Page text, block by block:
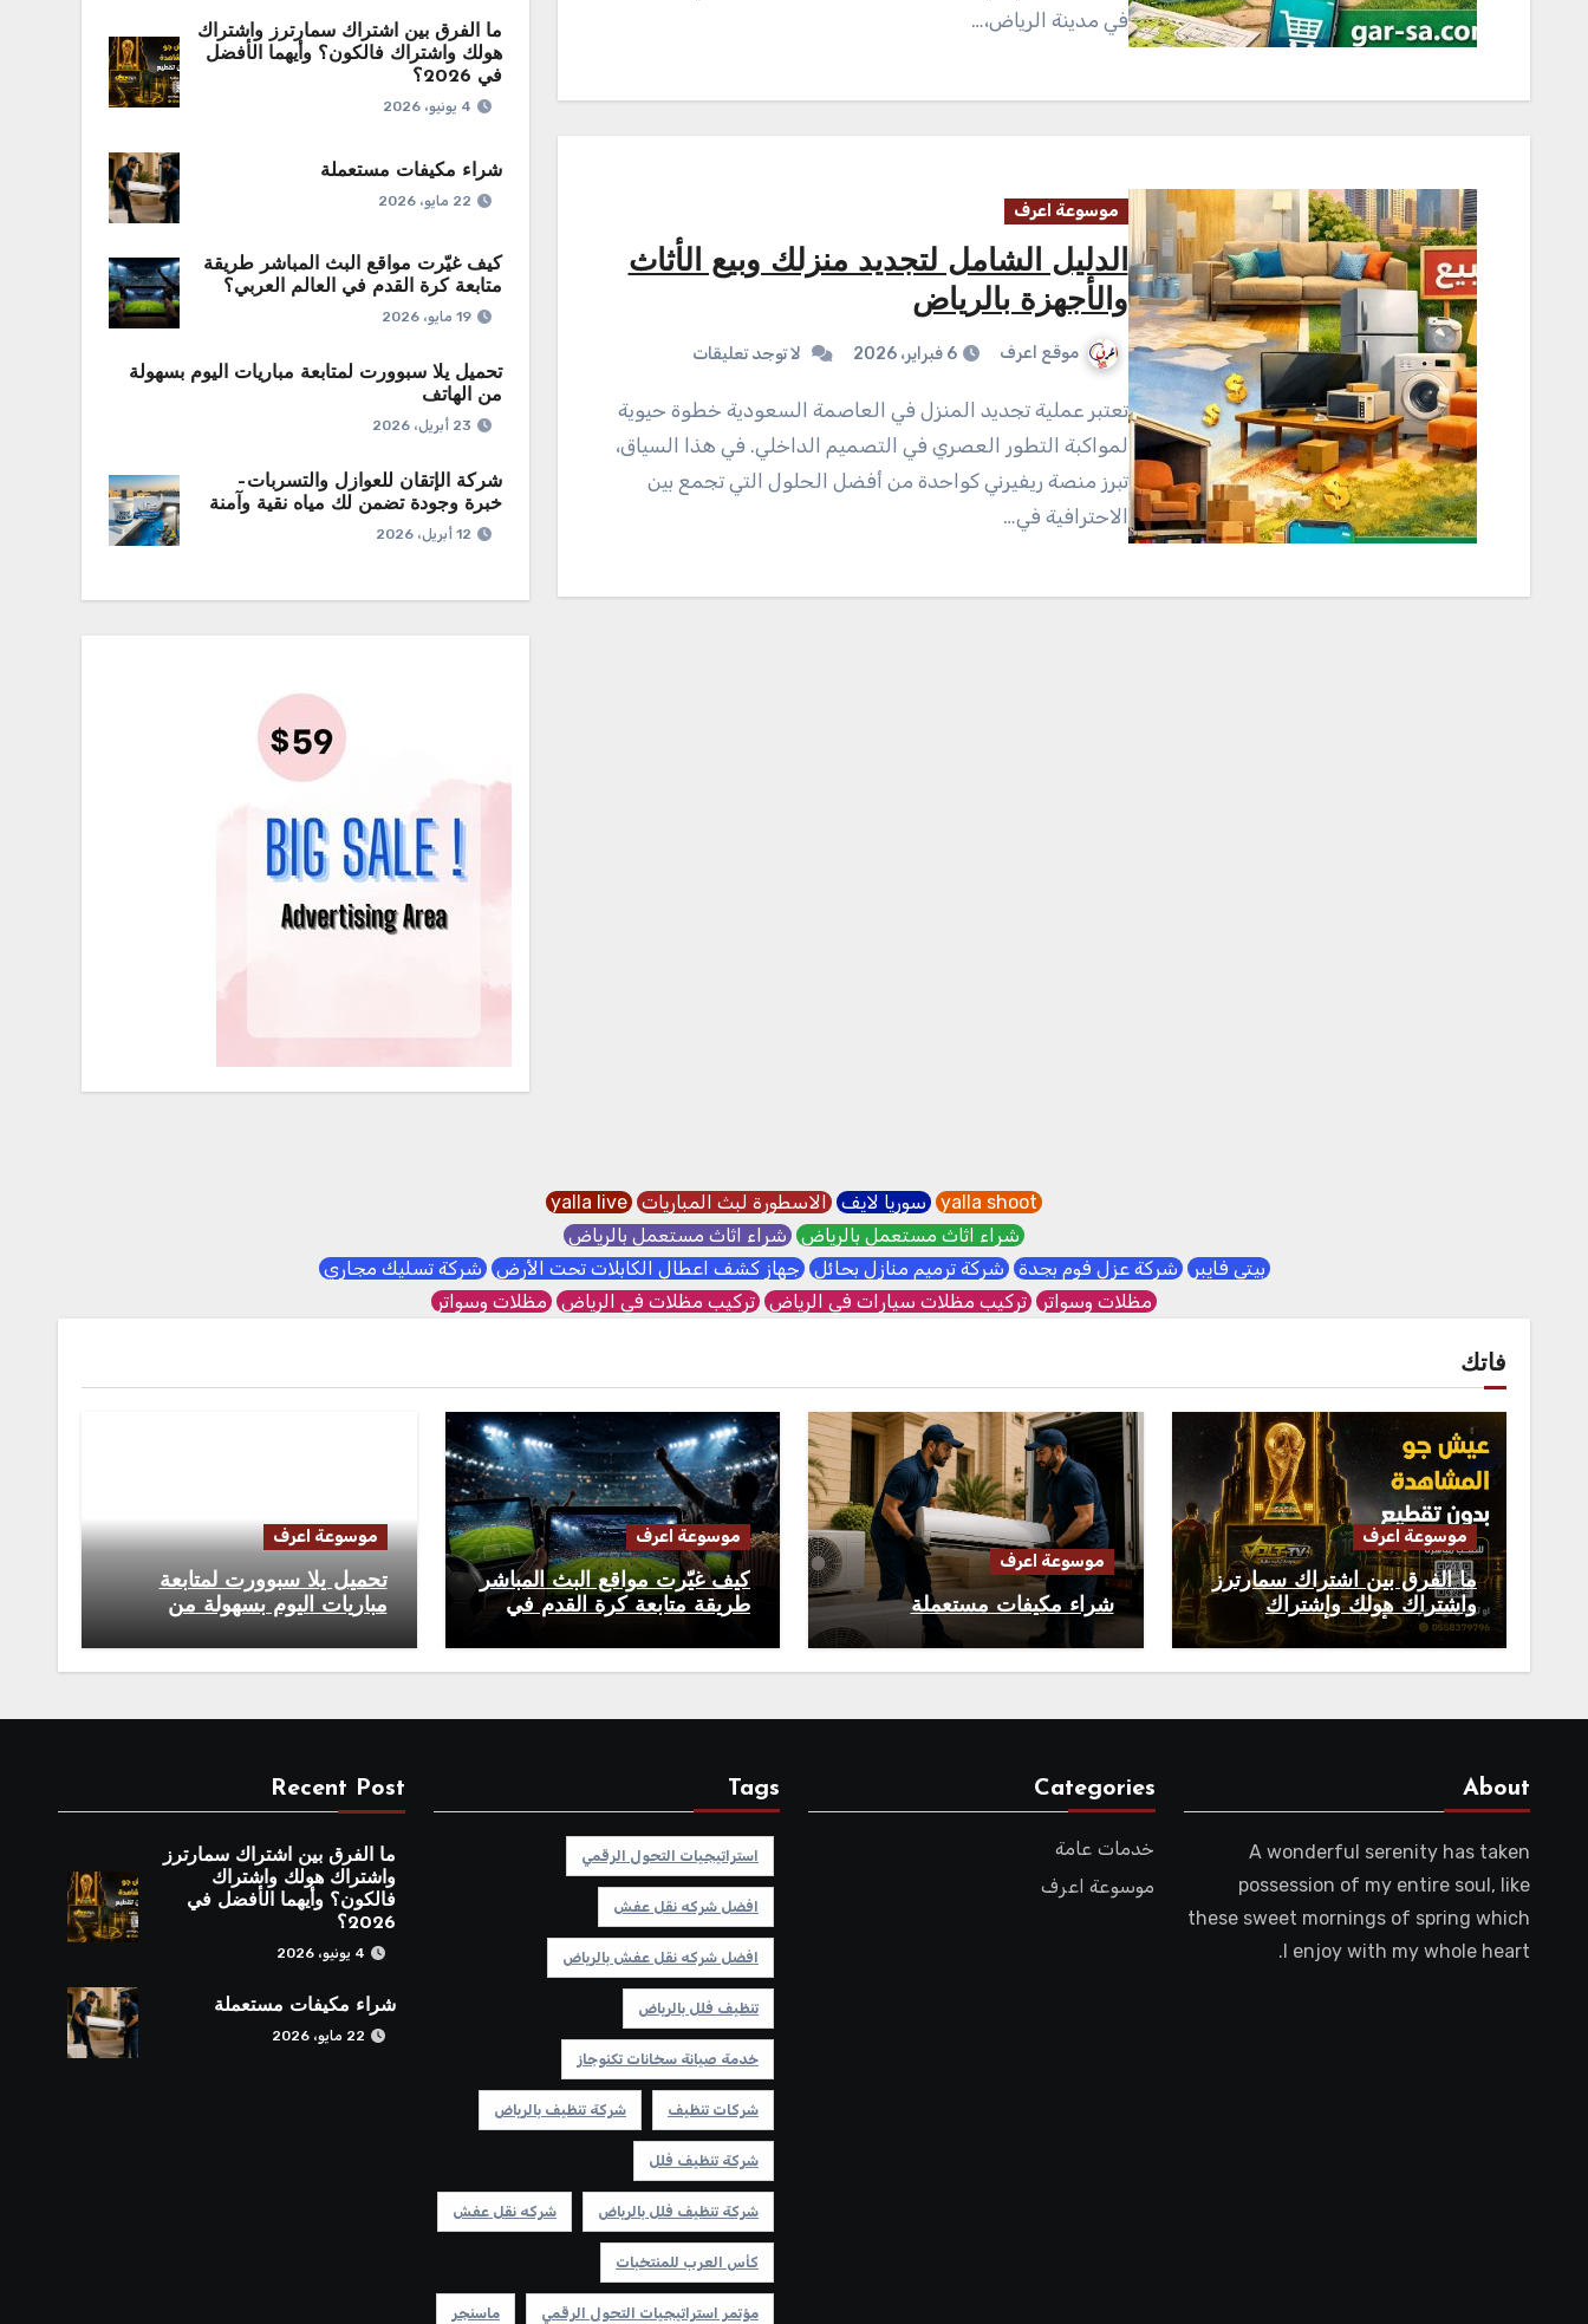
في مدينة الرياض،…
موسوعة اعرف
الدليل الشامل لتجديد منزلك وبيع الأثاث
والأجهزة بالرياض
موقع اعرف 6 فبراير، 2026 لا توجد تعليقات
تعتبر عملية تجديد المنزل في العاصمة السعودية خطوة حيوية
لمواكبة التطور العصري في التصميم الداخلي. في هذا السياق،
تبرز منصة ريفيرني كواحدة من أفضل الحلول التي تجمع بين
الاحترافية في…
ما الفرق بين اشتراك سمارترز واشتراك
هولك واشتراك فالكون؟ وأيهما الأفضل
في 2026؟
4 يونيو، 2026
شراء مكيفات مستعملة
22 مايو، 2026
كيف غيّرت مواقع البث المباشر طريقة
متابعة كرة القدم في العالم العربي؟
19 مايو، 2026
تحميل يلا سبوورت لمتابعة مباريات اليوم بسهولة
من الهاتف
23 أبريل، 2026
شركة الإتقان للعوازل والتسربات–
خبرة وجودة تضمن لك مياه نقية وآمنة
12 أبريل، 2026
yalla shoot سوريا لايف الاسطورة لبث المباريات yalla live
شراء اثاث مستعمل بالرياض شراء اثاث مستعمل بالرياض
بيتي فايبر شركة عزل فوم بجدة شركة ترميم منازل بحائل جهاز كشف اعطال الكابلات تحت الأرض شركة تسليك مجاري
مظلات وسواتر تركيب مظلات سيارات في الرياض تركيب مظلات في الرياض مظلات وسواتر
فاتك
موسوعة اعرف
ما الفرق بين اشتراك سمارترز
واشتراك هولك واشتراك
فالكون؟ وأيهما الأفضل في
2026؟
موسوعة اعرف
شراء مكيفات مستعملة
موسوعة اعرف
كيف غيّرت مواقع البث المباشر
طريقة متابعة كرة القدم في
موسوعة اعرف
تحميل يلا سبوورت لمتابعة
مباريات اليوم بسهولة من
About
A wonderful serenity has taken
possession of my entire soul, like
these sweet mornings of spring which
I enjoy with my whole heart.
Categories
خدمات عامة
موسوعة اعرف
Tags
استراتيجيات التحول الرقمي
افضل شركه نقل عفش
افضل شركه نقل عفش بالرياض
تنظيف فلل بالرياض
خدمة صيانة سخانات تكنوجاز
شركات تنظيف شركة تنظيف بالرياض
شركة تنظيف فلل
شركة تنظيف فلل بالرياض شركه نقل عفش
كأس العرب للمنتخبات
مؤتمر استراتيجيات التحول الرقمي ماسنجر
Recent Post
ما الفرق بين اشتراك سمارترز
واشتراك هولك واشتراك
فالكون؟ وأيهما الأفضل في
2026؟
4 يونيو، 2026
شراء مكيفات مستعملة
22 مايو، 2026